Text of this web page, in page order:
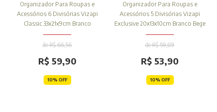
Organizador Para Roupas e
Acessórios 6 Divisórias Vizapi
Classic 33x21x9cm Branco
de R$ 66,56
R$ 59,90
10% OFF
Organizador Para Roupas e
Acessórios 5 Divisórias Vizapi
Exclusive 20x13x10cm Branco Bege
de R$ 59,89
R$ 53,90
10% OFF